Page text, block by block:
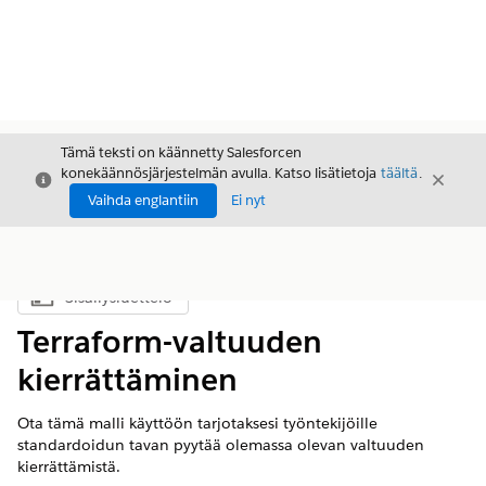
Sulje
Tämä teksti on käännetty Salesforcen
konekäännösjärjestelmän avulla. Katso lisätietoja täältä.
Vaihda englantiin
Ei nyt
Sulje
Näytä sisällysluettelo
Sisällysluettelo
Terraform-valtuuden
kierrättäminen
Ota tämä malli käyttöön tarjotaksesi työntekijöille
standardoidun tavan pyytää olemassa olevan valtuuden
kierrättämistä.